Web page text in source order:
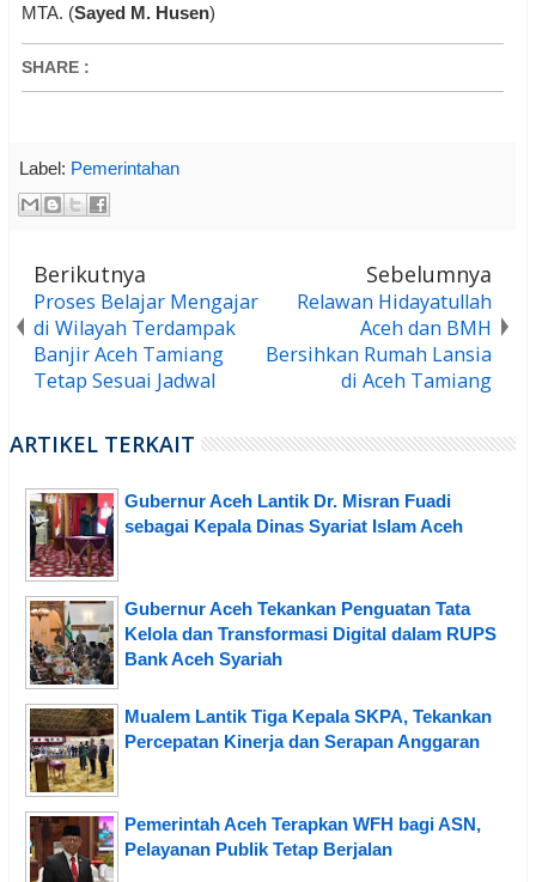
MTA. (Sayed M. Husen)
SHARE :
Label: Pemerintahan
Berikutnya
Proses Belajar Mengajar
di Wilayah Terdampak
Banjir Aceh Tamiang
Tetap Sesuai Jadwal
Sebelumnya
Relawan Hidayatullah
Aceh dan BMH
Bersihkan Rumah Lansia
di Aceh Tamiang
ARTIKEL TERKAIT
Gubernur Aceh Lantik Dr. Misran Fuadi
sebagai Kepala Dinas Syariat Islam Aceh
Gubernur Aceh Tekankan Penguatan Tata
Kelola dan Transformasi Digital dalam RUPS
Bank Aceh Syariah
Mualem Lantik Tiga Kepala SKPA, Tekankan
Percepatan Kinerja dan Serapan Anggaran
Pemerintah Aceh Terapkan WFH bagi ASN,
Pelayanan Publik Tetap Berjalan